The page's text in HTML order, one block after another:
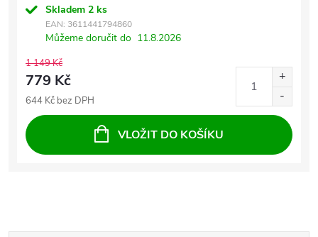
Skladem 2 ks
EAN: 3611441794860
Můžeme doručit do 11.8.2026
1 149 Kč
779 Kč
644 Kč bez DPH
VLOŽIT DO KOŠÍKU